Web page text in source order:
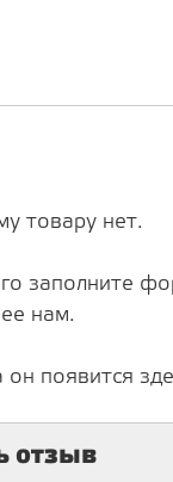
товару нет.
заполните
нам.
он появится
отзыв